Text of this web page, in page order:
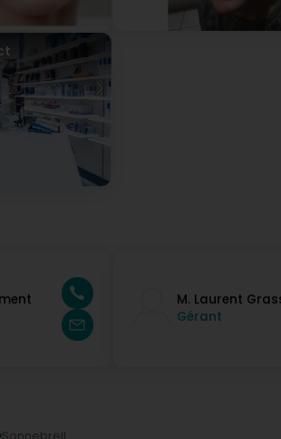
/ Méint
by Google) Mr Olivier Fix is ​​a great
with the purchase of my glasses. A big thank
son accueil et ses conseils sont
M. Laurent
Gérant
Sonnebrëll